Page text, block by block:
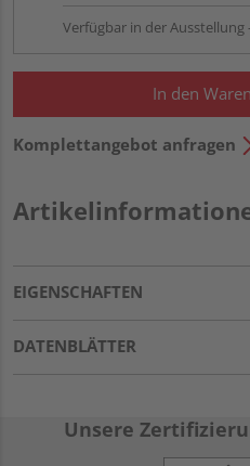
Verfügbar in der Ausstellung
In den
Komplettangebot anfragen
EIGENSCHAFTEN
DATENBLÄTTER
Unsere